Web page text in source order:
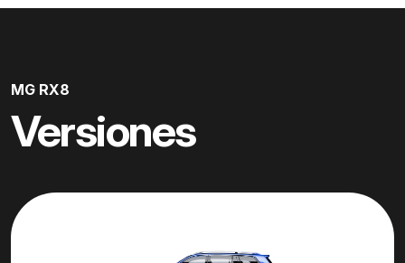
MG RX8
Versiones